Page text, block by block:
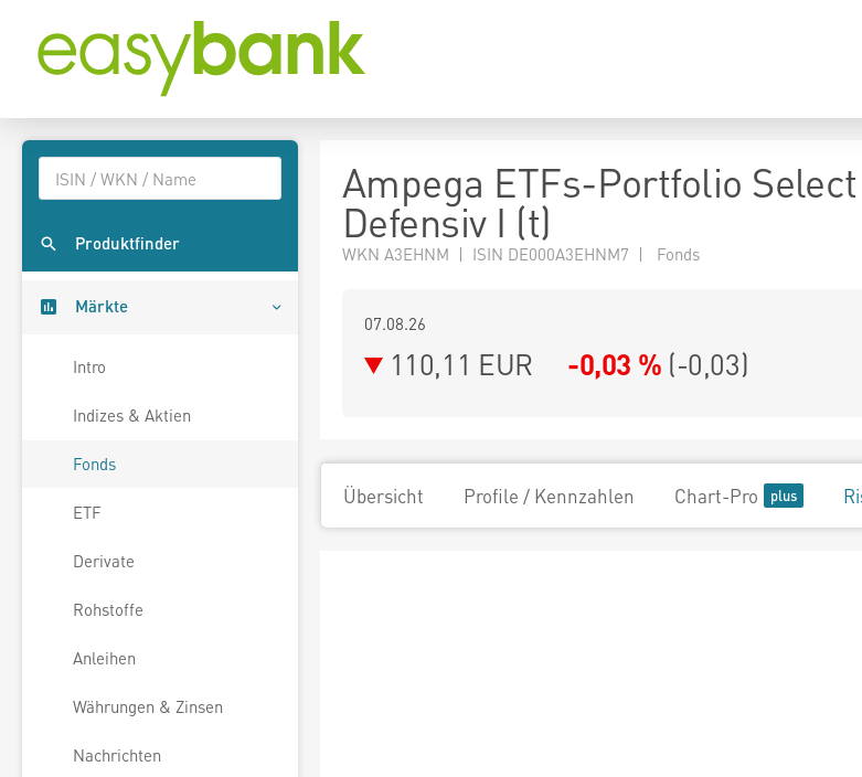
Produktfinder
Märkte
Intro
Indizes & Aktien
Fonds
ETF
Derivate
Rohstoffe
Anleihen
Währungen & Zinsen
Nachrichten
Ampega ETFs-Portfolio Select
Defensiv I (t)
WKN A3EHNM | ISIN DE000A3EHNM7 | Fonds
07.08.26
110,11 EUR -0,03 % (-0,03)
Übersicht Profile / Kennzahlen Chart-Pro